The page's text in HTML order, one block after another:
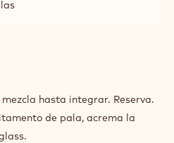
hasta integrar. Reserva.
de pala, acrema la